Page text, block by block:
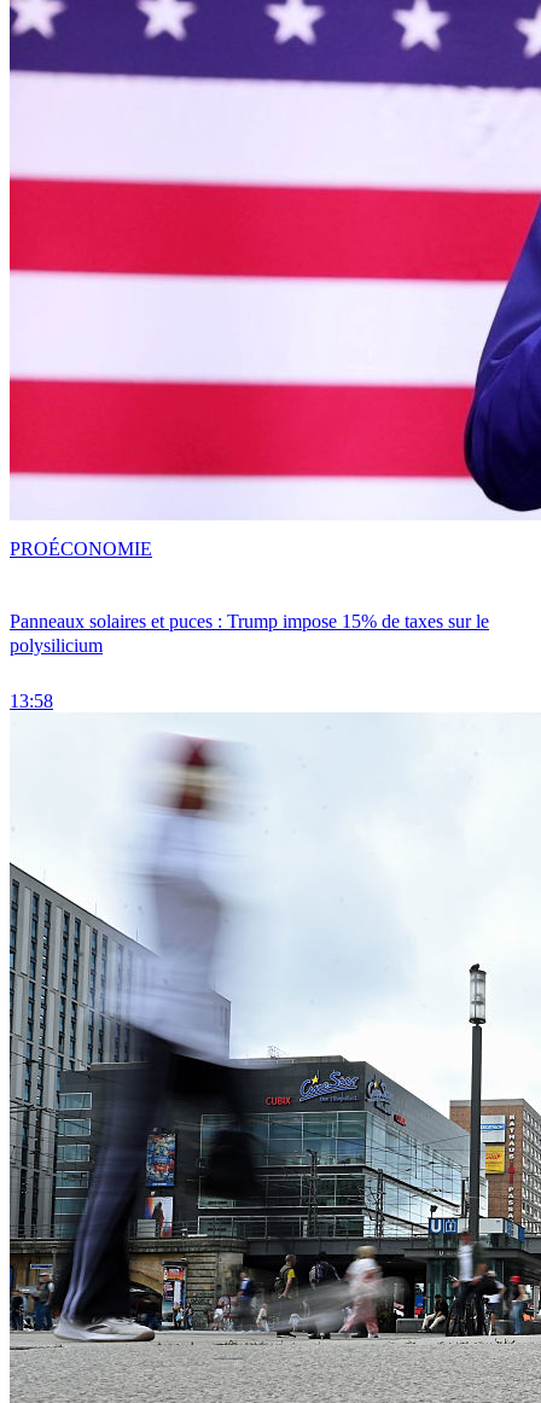
Panneaux solaires et puces : Trump impose 15% de taxes sur le
polysilicium
13:58
PROÉCONOMIE